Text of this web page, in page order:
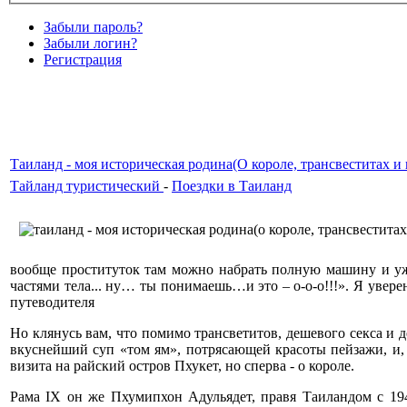
Забыли пароль?
Забыли логин?
Регистрация
Таиланд - моя историческая родина(О короле, трансвеститах и
Тайланд туристический - Поездки в Таиланд
вообще проституток там можно набрать полную машину и
частями тела... ну… ты понимаешь…и это – о-о-о!!!». Я уверен,
путеводителя
Но клянусь вам, что помимо трансветитов, дешевого секса и
вкуснейший суп «том ям», потрясающей красоты пейзажи,
визита на райский остров Пхукет, но сперва - о короле.
Рама IX он же Пхумипхон Адульядет, правя Таиландом с